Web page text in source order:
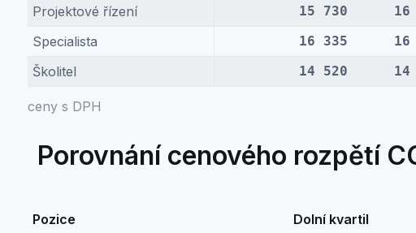
ceny s DPH
Projektové řízení 15 730 16
Specialista 16 335 16
Školitel 14 520 14
Porovnání cenového rozpětí
Pozice Dolní kvartil